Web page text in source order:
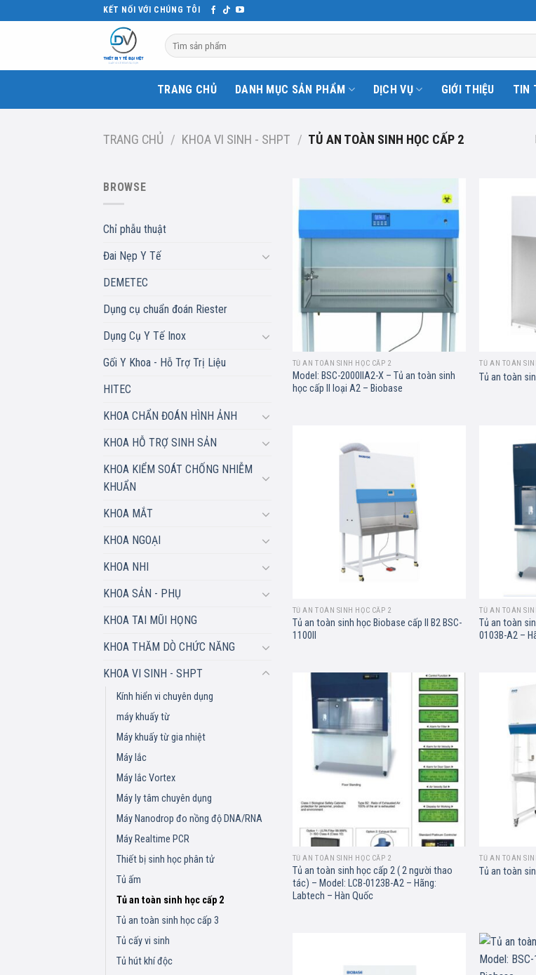
to
KẾT NỐI VỚI CHÚNG TÔI
Tìm
kiếm:
TRANG CHỦ DANH MỤC SẢN PHẨM DỊCH VỤ GIỚI THIỆU TIN
TRANG CHỦ / KHOA VI SINH - SHPT / TỦ AN TOÀN SINH HỌC CẤP 2
BROWSE
Chỉ phẫu thuật
Đai Nẹp Y Tế
DEMETEC
Dụng cụ chuẩn đoán Riester
Dụng Cụ Y Tế Inox
Gối Y Khoa - Hỗ Trợ Trị Liệu
HITEC
KHOA CHẨN ĐOÁN HÌNH ẢNH
KHOA HỖ TRỢ SINH SẢN
KHOA KIỂM SOÁT CHỐNG NHIỄM
KHUẨN
KHOA MẮT
KHOA NGOẠI
KHOA NHI
KHOA SẢN - PHỤ
KHOA TAI MŨI HỌNG
KHOA THĂM DÒ CHỨC NĂNG
KHOA VI SINH - SHPT
Kính hiển vi chuyên dụng
máy khuấy từ
Máy khuấy từ gia nhiệt
Máy lắc
Máy lắc Vortex
Máy ly tâm chuyên dụng
Máy Nanodrop đo nồng độ DNA/RNA
Máy Realtime PCR
Thiết bị sinh học phân tử
Tủ ấm
Tủ an toàn sinh học cấp 2
Tủ an toàn sinh học cấp 3
Tủ cấy vi sinh
Tủ hút khí độc
Add to
wishlist
TỦ AN TOÀN SINH HỌC CẤP 2
Model: BSC-2000IIA2-X – Tủ an toàn sinh
học cấp II loại A2 – Biobase
TỦ AN TOÀN
Tủ an toàn
TỦ AN TOÀN SINH HỌC CẤP 2
Tủ an toàn sinh học Biobase cấp II B2 BSC-
1100II
TỦ AN TOÀN
Tủ an toàn
0103B-A2 –
Add to
wishlist
TỦ AN TOÀN SINH HỌC CẤP 2
Tủ an toàn sinh học cấp 2 ( 2 người thao
tác) – Model: LCB-0123B-A2 – Hãng:
Labtech – Hàn Quốc
TỦ AN TOÀN
Tủ an toàn